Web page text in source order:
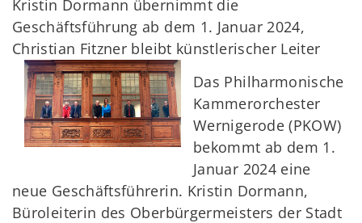
Kristin Dormann übernimmt die
Geschäftsführung ab dem 1. Januar 2024,
Christian Fitzner bleibt künstlerischer Leiter
Das Philharmonische
Kammerorchester
Wernigerode (PKOW)
bekommt ab dem 1.
Januar 2024 eine
neue Geschäftsführerin. Kristin Dormann,
Büroleiterin des Oberbürgermeisters der Stadt